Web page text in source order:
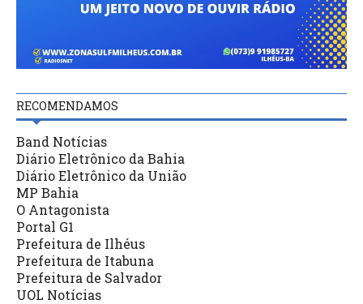
RECOMENDAMOS
Band Notícias
Diário Eletrônico da Bahia
Diário Eletrônico da União
MP Bahia
O Antagonista
Portal G1
Prefeitura de Ilhéus
Prefeitura de Itabuna
Prefeitura de Salvador
UOL Notícias